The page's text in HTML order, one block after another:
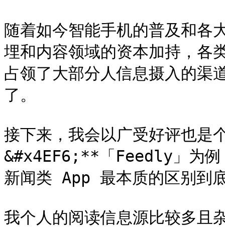
随着如今智能手机的普及和各
埋和内容领域的资本加持，
占领了大部分人信息摄入的渠
了。
接下来，我会以广受好评也是
&#x4EF6;**「Feedly」为例
新闻类 App 最本质的区别到
我个人的阅读信息源比较